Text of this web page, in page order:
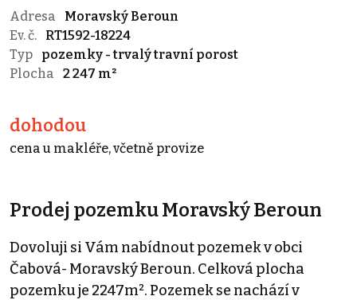
Adresa
Moravský Beroun
Ev. č.
RT1592-18224
Typ
pozemky - trvalý travní porost
Plocha
2 247 m²
dohodou
cena u makléře, včetně provize
Prodej pozemku Moravský Beroun
Dovoluji si Vám nabídnout pozemek v obci
Čabová- Moravský Beroun. Celková plocha
pozemku je 2247m². Pozemek se nachází v